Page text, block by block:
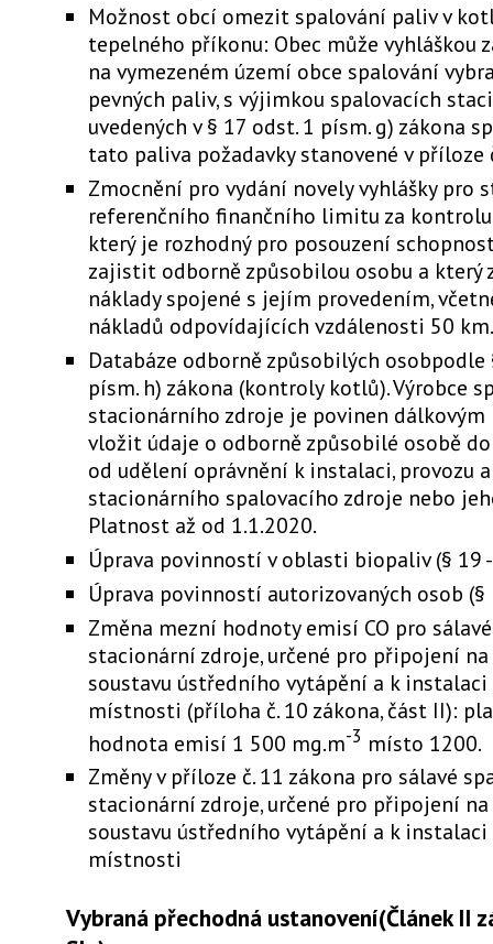
Možnost obcí omezit spalování paliv v
tepelného příkonu: Obec může vyhláškou
na vymezeném území obce spalování
pevných paliv, s výjimkou spalovacích
uvedených v § 17 odst. 1 písm. g) zákona
tato paliva požadavky stanovené v příloze
Zmocnění pro vydání novely vyhlášky pro
referenčního finančního limitu za
který je rozhodný pro posouzení
zajistit odborně způsobilou osobu a který
náklady spojené s jejím provedením,
nákladů odpovídajících vzdálenosti 50 km.
Databáze odborně způsobilých osobpodle
písm. h) zákona (kontroly kotlů). Výrobce
stacionárního zdroje je povinen
vložit údaje o odborně způsobilé osobě
od udělení oprávnění k instalaci, provozu
stacionárního spalovacího zdroje nebo
Platnost až od 1.1.2020.
Úprava povinností v oblasti biopaliv (§ 19
Úprava povinností autorizovaných osob (§
Změna mezní hodnoty emisí CO pro
stacionární zdroje, určené pro připojení
soustavu ústředního vytápění a k instalaci
místnosti (příloha č. 10 zákona, část II):
hodnota emisí 1 500 mg.m-3 místo 1200.
Změny v příloze č. 11 zákona pro sálavé
stacionární zdroje, určené pro připojení
soustavu ústředního vytápění a k instalaci
místnosti
Vybraná přechodná ustanovení(Článek II